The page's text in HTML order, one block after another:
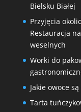
Bielsku Białej
Przyjęcia
Restauracja
weselnych
Worki do
Jakie owoce
Tarta